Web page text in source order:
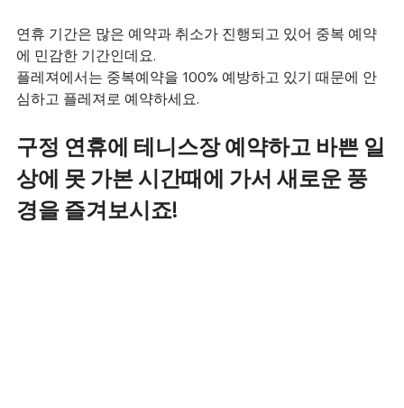
연휴 기간은 많은 예약과 취소가 진행되고 있어 중복 예약
에 민감한 기간인데요.
플레져에서는 중복예약을 100% 예방하고 있기 때문에 안
심하고 플레져로 예약하세요.
구정 연휴에 테니스장 예약하고 바쁜 일
상에 못 가본 시간때에 가서 새로운 풍
경을 즐겨보시죠!